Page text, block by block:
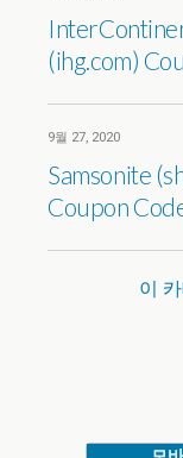
(ihg.com)
9월 27, 2020
Samsonite
Coupon
이